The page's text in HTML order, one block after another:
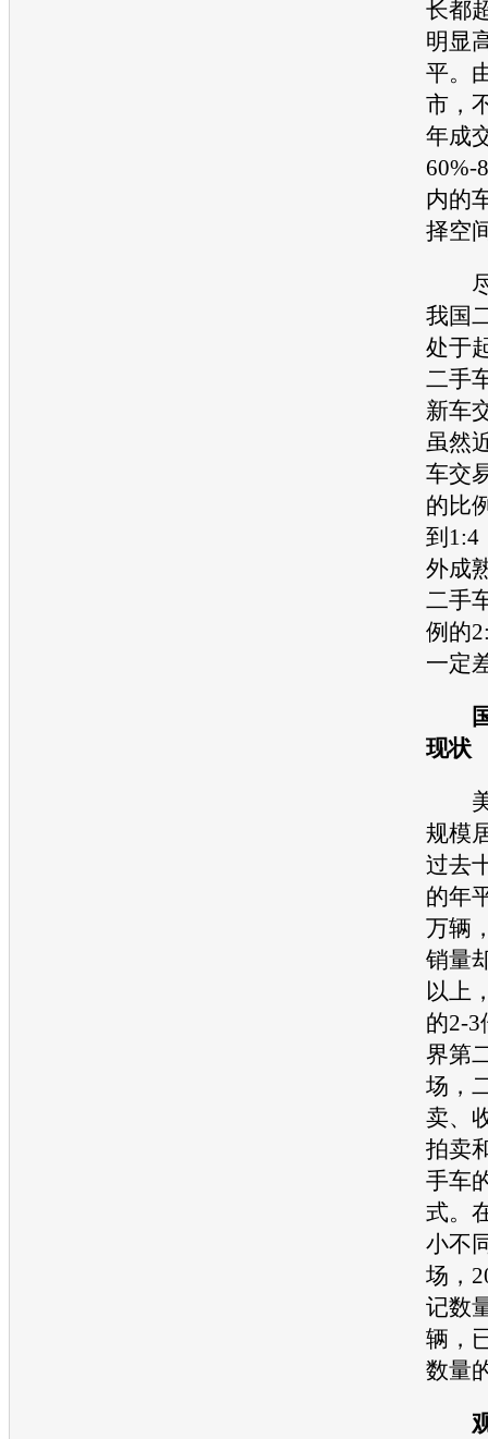
长都
明显
平。
市，
年成
60%-
内的
择空
尽
我国
处于
二手
新车
虽然
车交
的比
到1:4
外成
二手
例的
一定
现状
美
规模
过去
的年
万辆
销量
以上
的2-3
界第
场，
卖、
拍卖
手车
式。
小不
场，
记数
辆，
数量